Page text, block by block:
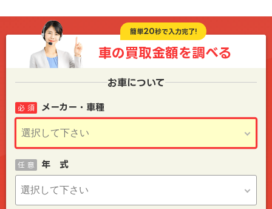
簡単20秒で入力完了!
車の買取金額を調べる
お車について
メーカー・車種
必 須
年 式
任 意